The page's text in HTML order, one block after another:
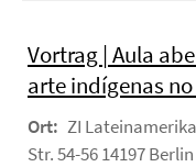
Vortrag | Aula
arte indígenas
Ort: ZI
Str. 54-56 14197 Berlin